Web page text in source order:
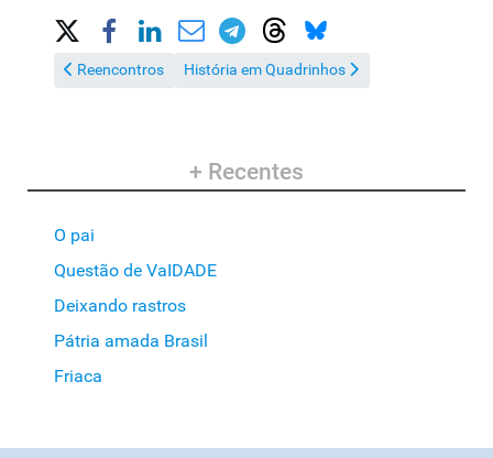
Share on Social Media
Artigo anterior: Reencontros
Reencontros Próximo artigo: História em Quadrinhos
História em Quadrinhos
+ Recentes
O pai
Questão de VaIDADE
Deixando rastros
Pátria amada Brasil
Friaca